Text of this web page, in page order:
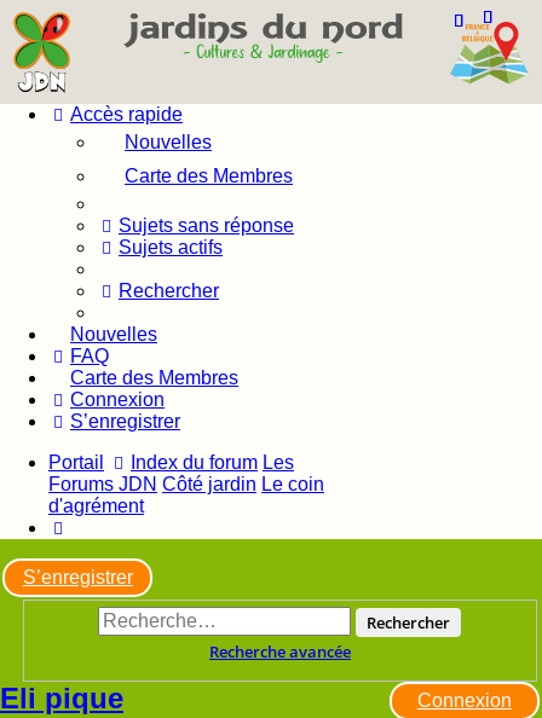
Accès rapide
Nouvelles
Carte des Membres
Sujets sans réponse
Sujets actifs
Rechercher
Nouvelles
FAQ
Carte des Membres
Connexion
S’enregistrer
Portail
Index du forum Les
Forums JDN Côté jardin Le coin
d'agrément
S’enregistrer
Rechercher
Recherche avancée
Connexion
Eli pique